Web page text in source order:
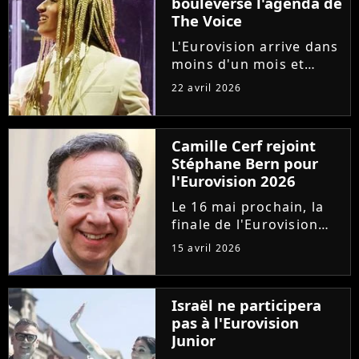
The Voice
L'Eurovision arrive dans
moins d'un mois et
Monroe est l'une des
lui donner toutes ses
chances, deux
émissions concurrents,
"The Voice" et "Les
Traîtres", ont...
22 avril 2026
Camille Cerf rejoint
Stéphane Bern pour
l'Eurovision 2026
Le 16 mai prochain, la
finale de l'Eurovision
2026 sera diffusée en
Télévisions. Pour la
douzième fois,
Stéphane Bern
commentera
l'événement pour la
15 avril 2026
Israël ne participera
pas à l'Eurovision
Junior